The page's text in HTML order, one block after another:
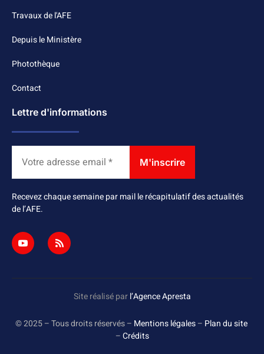
Travaux de l'AFE
Depuis le Ministère
Photothèque
Contact
Lettre d'informations
Recevez chaque semaine par mail le récapitulatif des actualités
de l’AFE.
Site réalisé parl’Agence Apresta
© 2025 – Tous droits réservés – Mentions légales– Plan du site
–Crédits